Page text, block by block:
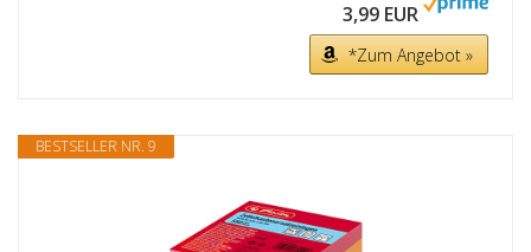
3,99 EUR
*Zum Angebot »
BESTSELLER NR. 9